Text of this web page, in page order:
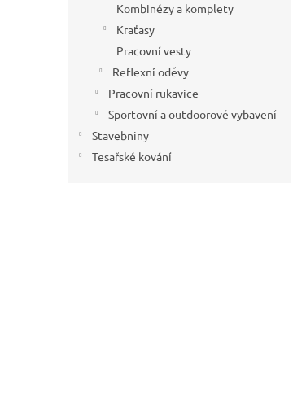
Kombinézy a komplety
Kraťasy
Pracovní vesty
Reflexní oděvy
Pracovní rukavice
Sportovní a outdoorové vybavení
Stavebniny
Tesařské kování